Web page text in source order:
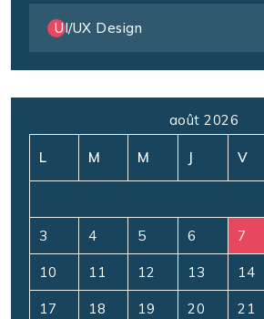
UI/UX Design
août 2026
L M M J V
3 4 5 6 7
10 11 12 13 14
17 18 19 20 21